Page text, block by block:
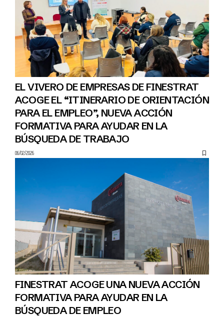
EL VIVERO DE EMPRESAS DE FINESTRAT
ACOGE EL “ITINERARIO DE ORIENTACIÓN
PARA EL EMPLEO”, NUEVA ACCIÓN
FORMATIVA PARA AYUDAR EN LA
BÚSQUEDA DE TRABAJO
06/02/2026
FINESTRAT ACOGE UNA NUEVA ACCIÓN
FORMATIVA PARA AYUDAR EN LA
BÚSQUEDA DE EMPLEO